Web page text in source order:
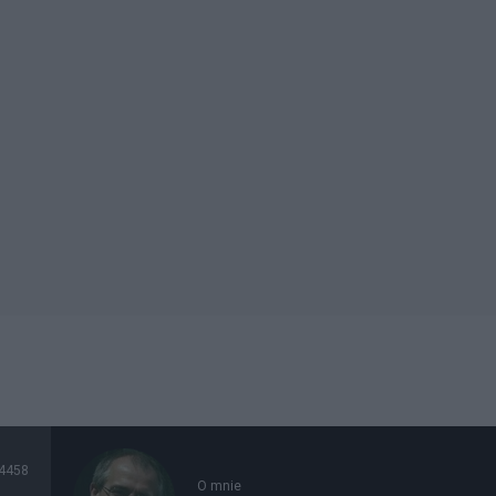
4458
O mnie